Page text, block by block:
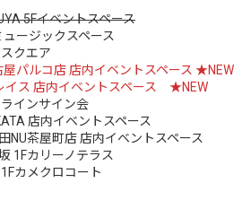
5Fイベントスペース
ージックスペース
クエア
パルコ店 店内イベントスペース ★NEW
イス 店内イベントスペース ★NEW
インサイン会
店内イベントスペース
茶屋町店 店内イベントスペース
1Fカリーノテラス
カメクロコート